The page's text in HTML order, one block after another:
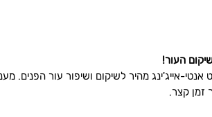
העור!
אייג'ינג מהיר לשיקום ושיפור עור הפנים.
זמן קצר.